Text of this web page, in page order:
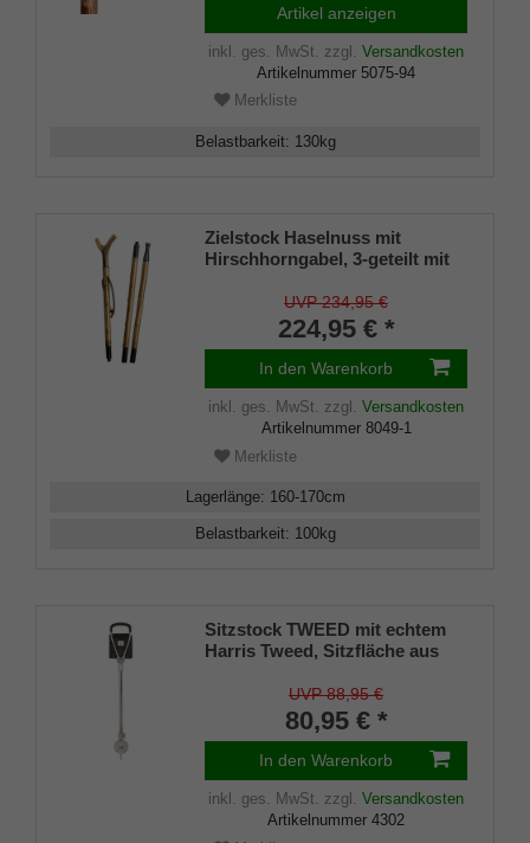
Artikel anzeigen
inkl. ges. MwSt. zzgl. Versandkosten
Artikelnummer 5075-94
Merkliste
Belastbarkeit: 130kg
Zielstock Haselnuss mit
Hirschhorngabel, 3-geteilt mit
UVP 234,95 €
224,95 € *
In den Warenkorb
inkl. ges. MwSt. zzgl. Versandkosten
Artikelnummer 8049-1
Merkliste
Lagerlänge: 160-170cm
Belastbarkeit: 100kg
Sitzstock TWEED mit echtem
Harris Tweed, Sitzfläche aus
Metall mit Leder überzogen,
Leichtmetall höhenverstellbar
von 74-91 cm inkl. Tellerzwinge
UVP 88,95 €
80,95 € *
In den Warenkorb
inkl. ges. MwSt. zzgl. Versandkosten
Artikelnummer 4302